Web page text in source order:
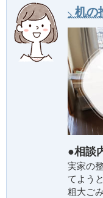
机の
●相談
実家の
てよう
粗大ご